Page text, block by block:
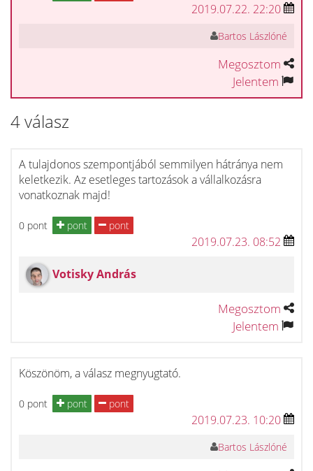
2019.07.22. 22:20
Bartos Lászlóné
Megosztom
Jelentem
4 válasz
A tulajdonos szempontjából semmilyen hátránya nem
keletkezik. Az esetleges tartozások a vállalkozásra
vonatkoznak majd!
0 pont pont pont
2019.07.23. 08:52
Votisky András
Megosztom
Jelentem
Köszönöm, a válasz megnyugtató.
0 pont pont pont
2019.07.23. 10:20
Bartos Lászlóné